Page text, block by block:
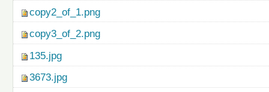
copy2_of_1.png
copy3_of_2.png
135.jpg
3673.jpg